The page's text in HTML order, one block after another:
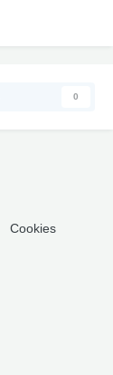
0
Cookies